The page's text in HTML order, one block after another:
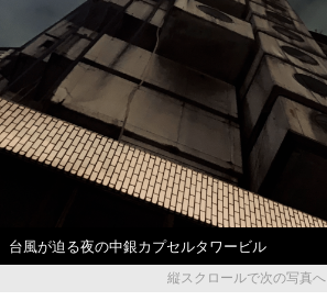
台風が迫る夜の中銀カプセルタワービル
縦スクロールで次の写真へ